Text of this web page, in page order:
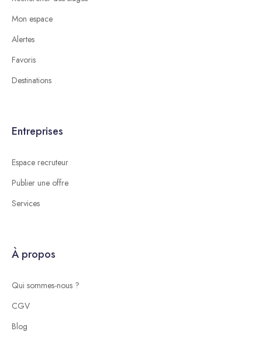
Mon espace
Alertes
Favoris
Destinations
Entreprises
Espace recruteur
Publier une offre
Services
À propos
Qui sommes-nous ?
CGV
Blog